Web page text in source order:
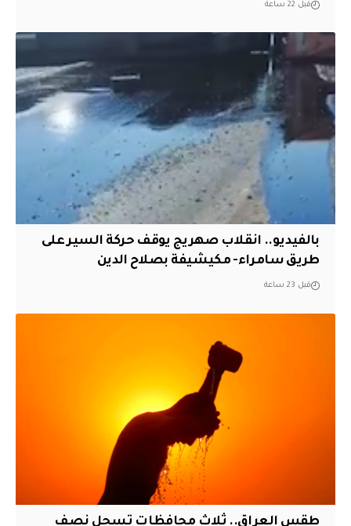
قبل 22 ساعة
بالفيديو.. انقلاب صهريج يوقف حركة السير على
طريق سامراء- مكيشيفة بصلاح الدين
قبل 23 ساعة
طقس العراق.. ثلاث محافظات تسجل نصف